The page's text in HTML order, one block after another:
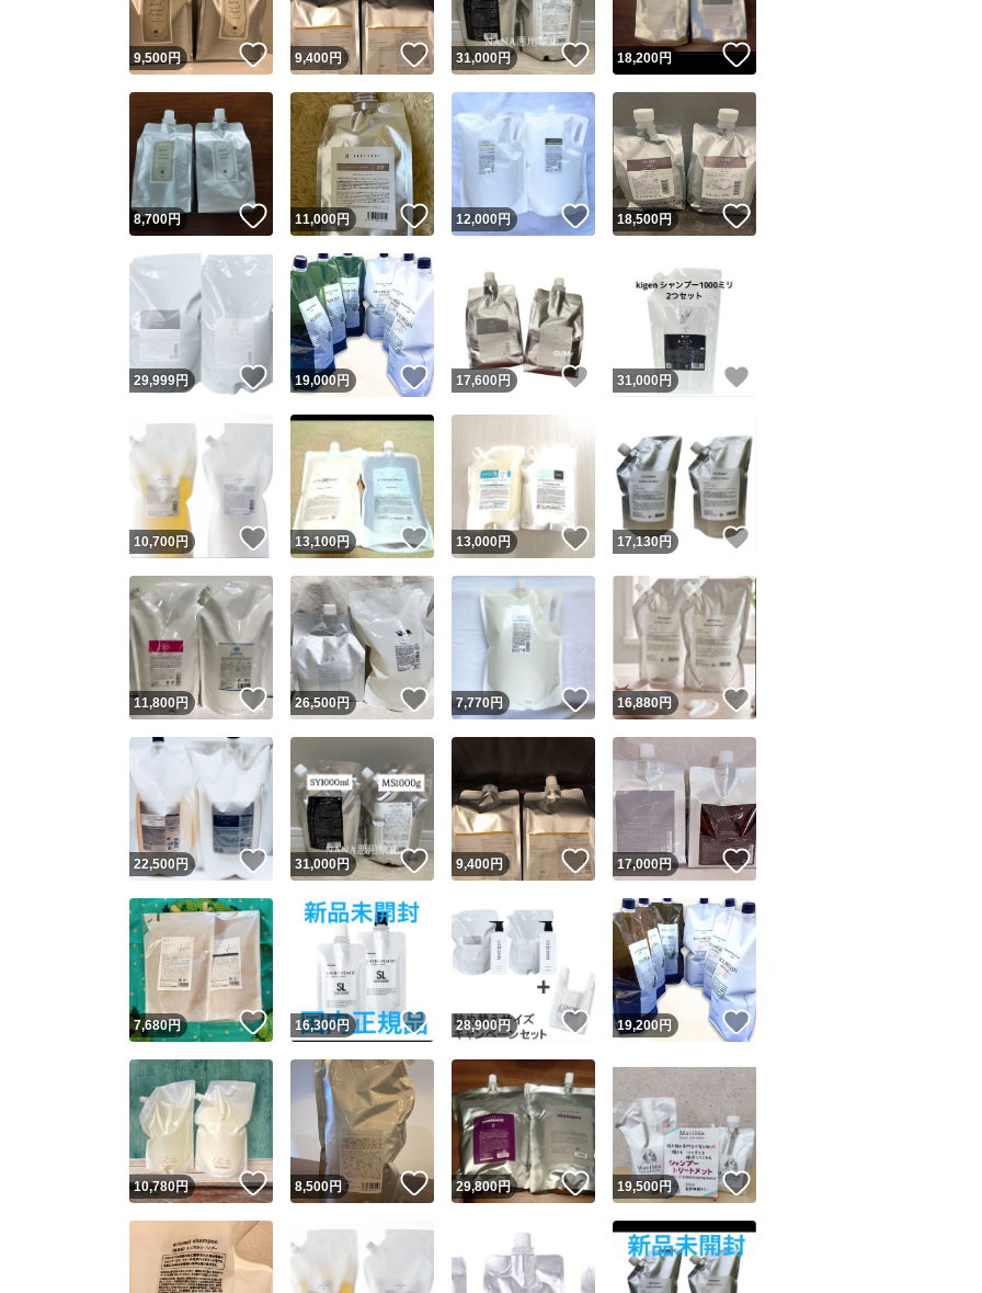
スピード＆安心発送
このユーザーは高頻度で24時間以内＆設定した発送日数内に
ます
スピード発送 このユーザーは高頻度で24時間以内に発送しています
安心発送 このユーザーは設定した発送日数内に発送しています
9,500円 いいね！
9,400円 いいね！
31,000円 いいね！
18,200円 いいね！
8,700円 いいね！
11,000円 いいね！
12,000円 いいね！
18,500円
29,999円 いいね！
19,000 円 いいね！
17,600 円 いいね！
31,000円
10,700円 いいね！
13,100円 いいね！
13,000円 いいね！
17,130円
11,800円 いいね！
26,500円 いいね！
7,770円 いいね！
16,880円 いいね！
22,500円 いいね！
31,000円 いいね！
9,400円 いいね！
17,000円 いいね！
7,680円 いいね！
16,300円 いいね！
28,900円 いいね！
19,200 円 いいね！
10,780円 いいね！
8,500円 いいね！
29,800円 いいね！
19,500円